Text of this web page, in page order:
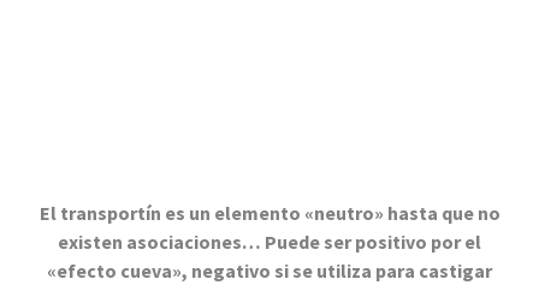
El transportín es un elemento «neutro» hasta que no
existen asociaciones… Puede ser positivo por el
«efecto cueva», negativo si se utiliza para castigar